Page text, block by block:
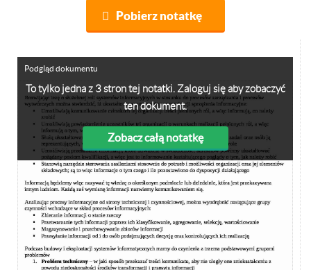
Pobierz notatkę
To tylko jedna z 3 stron tej notatki. Zaloguj się aby zobaczyć
ten dokument.
Zobacz całą notatkę
Podgląd dokumentu